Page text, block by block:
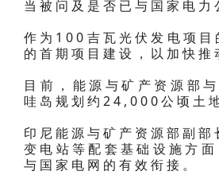
当被问及是否已与国家电
作为100吉瓦光伏发电项
的首期项目建设，以加快
目前，能源与矿产资源部
哇岛规划约24,000公顷土
印尼能源与矿产资源部副
变电站等配套基础设施方
与国家电网的有效衔接。